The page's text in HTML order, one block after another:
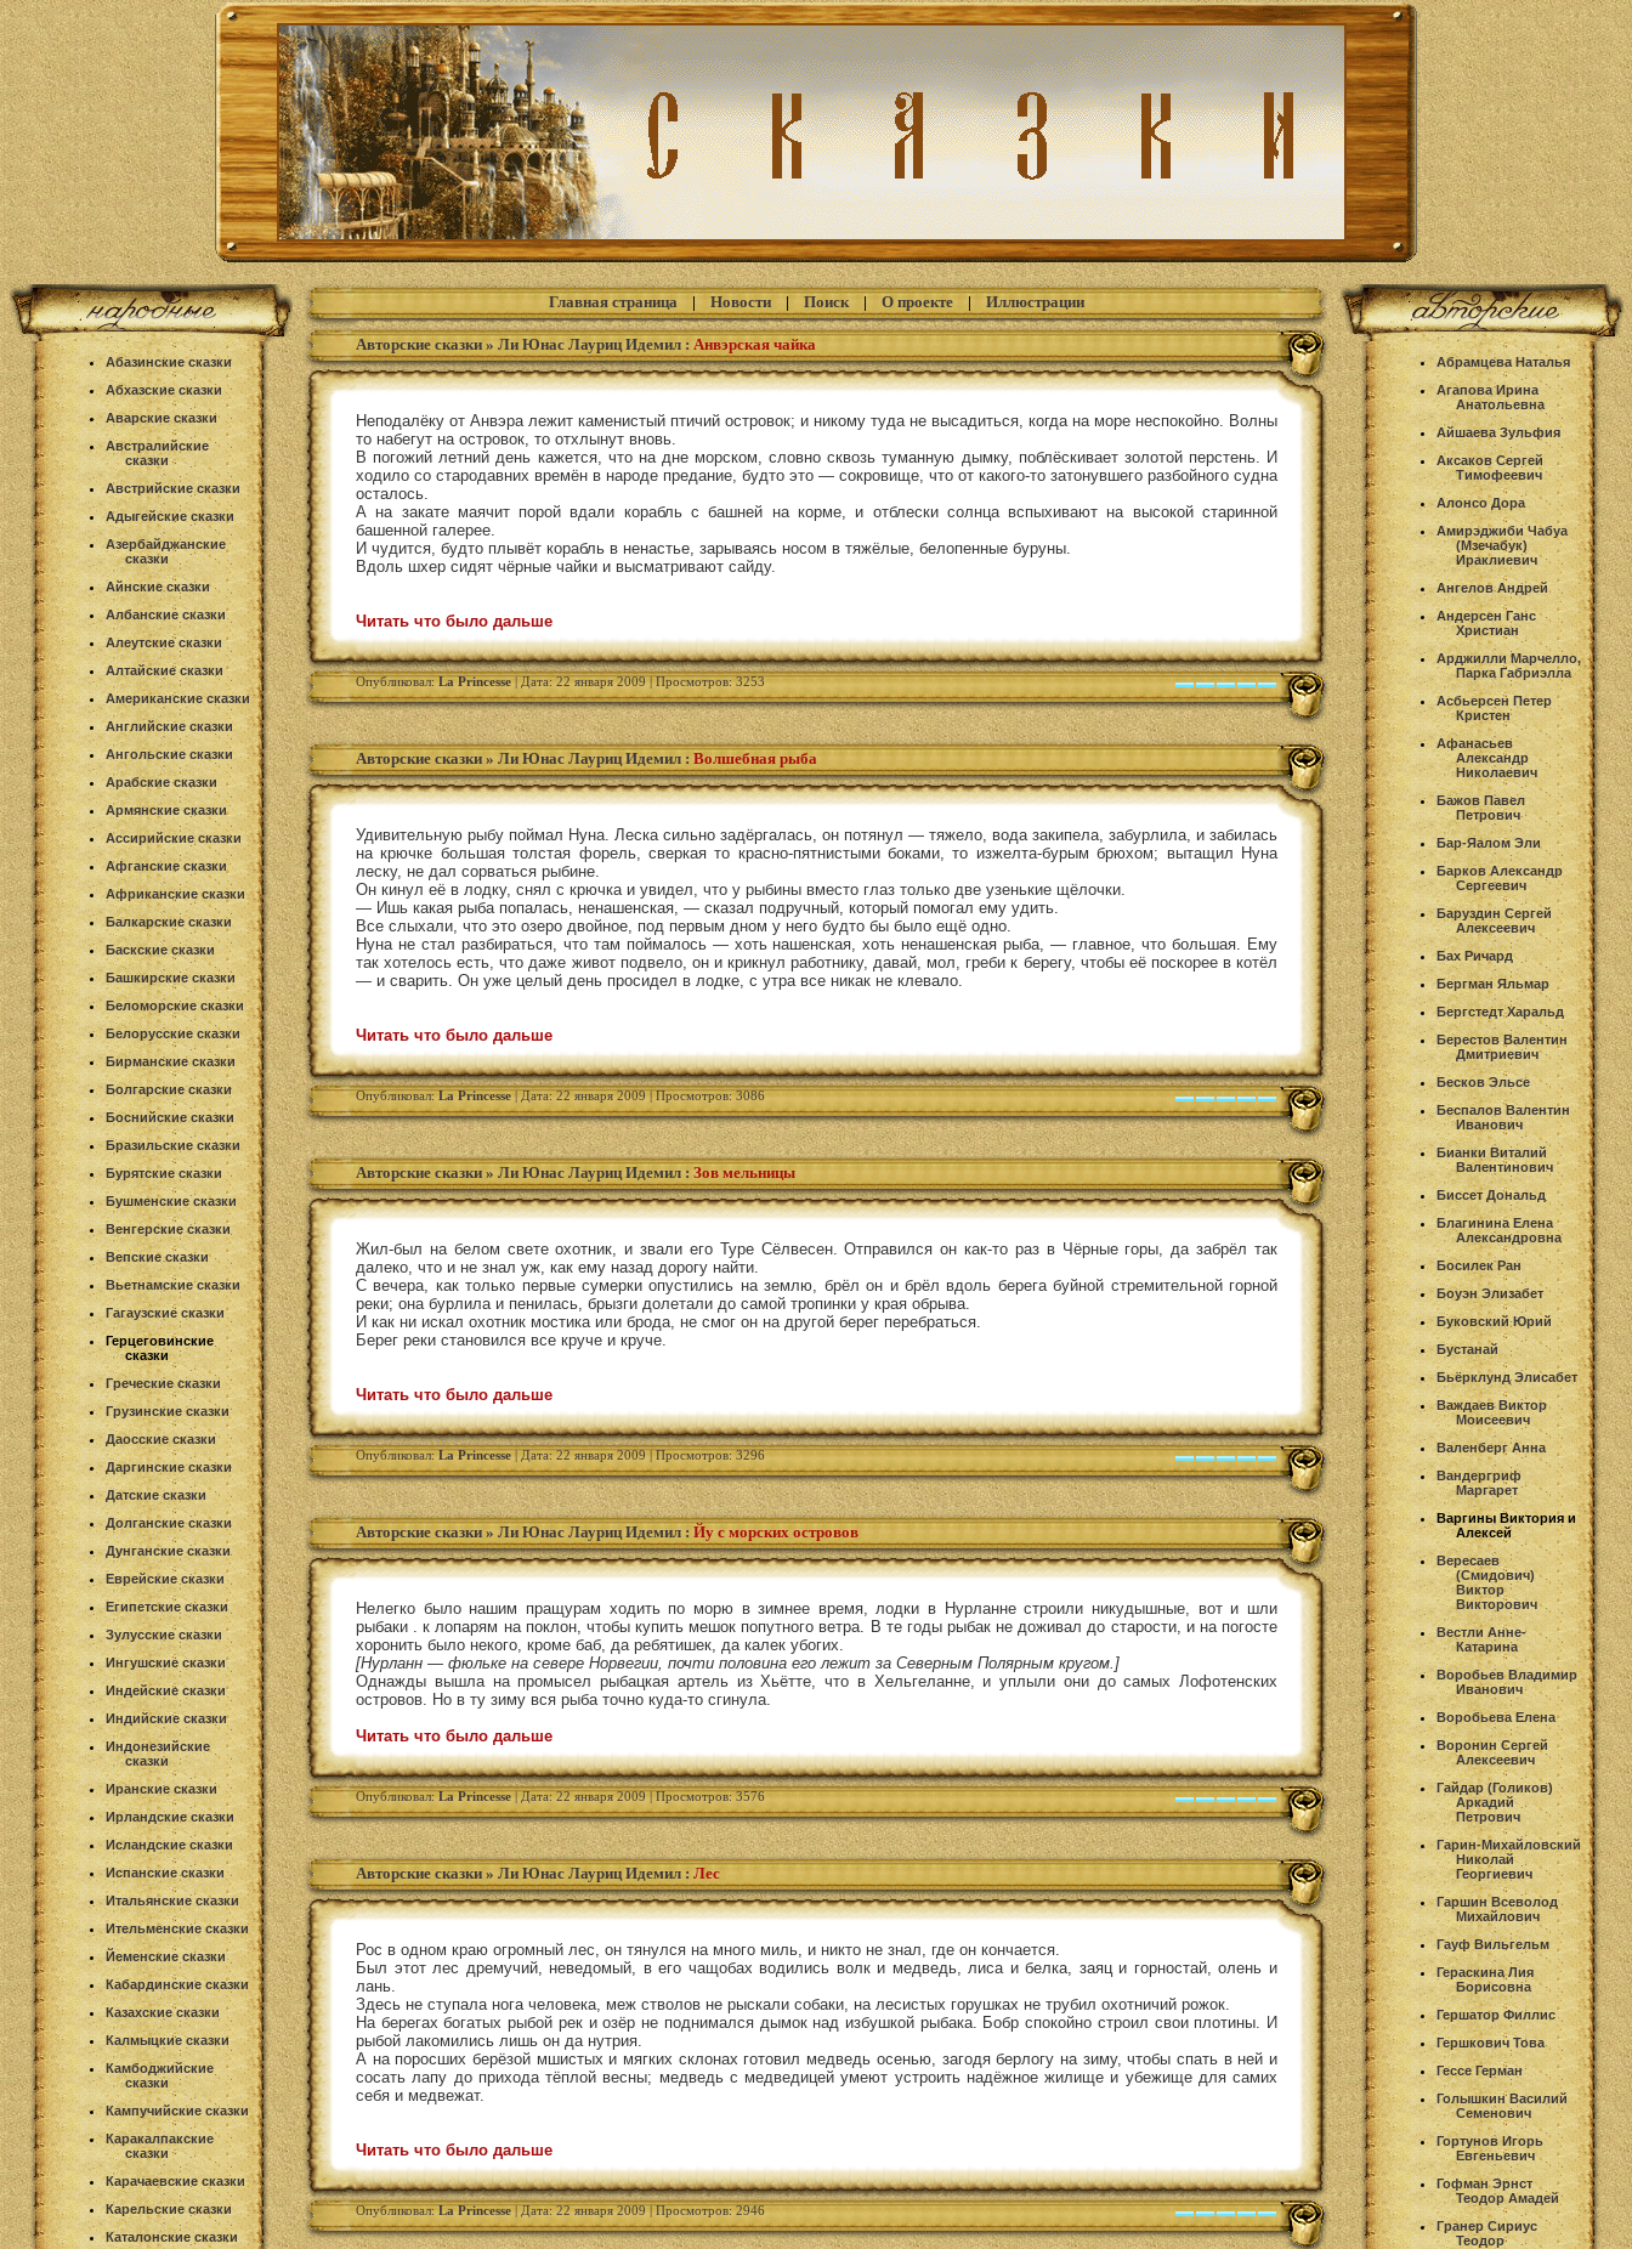
Абазинские сказки
Абхазские сказки
Аварские сказки
Австралийские
сказки
Австрийские сказки
Адыгейские сказки
Азербайджанские
сказки
Айнские сказки
Албанские сказки
Алеутские сказки
Алтайские сказки
Американские сказки
Английские сказки
Ангольские сказки
Арабские сказки
Армянские сказки
Ассирийские сказки
Афганские сказки
Африканские сказки
Балкарские сказки
Баскские сказки
Башкирские сказки
Беломорские сказки
Белорусские сказки
Бирманские сказки
Болгарские сказки
Боснийские сказки
Бразильские сказки
Бурятские сказки
Бушменские сказки
Венгерские сказки
Вепские сказки
Вьетнамские сказки
Гагаузские сказки
Герцеговинские
сказки
Греческие сказки
Грузинские сказки
Даосские сказки
Даргинские сказки
Датские сказки
Долганские сказки
Дунганские сказки
Еврейские сказки
Египетские сказки
Зулусские сказки
Ингушские сказки
Индейские сказки
Индийские сказки
Индонезийские
сказки
Иранские сказки
Ирландские сказки
Исландские сказки
Испанские сказки
Итальянские сказки
Ительменские сказки
Йеменские сказки
Кабардинские сказки
Казахские сказки
Калмыцкие сказки
Камбоджийские
сказки
Кампучийские сказки
Каракалпакские
сказки
Карачаевские сказки
Карельские сказки
Каталонские сказки
Главная страница| Новости| Поиск| О проекте| Иллюстрации
Авторские сказки » Ли Юнас Лауриц Идемил : Анвэрская чайка
Неподалёку от Анвэра лежит каменистый птичий островок; и никому туда не высадиться, когда на море неспокойно. Волны
то набегут на островок, то отхлынут вновь.
В погожий летний день кажется, что на дне морском, словно сквозь туманную дымку, поблёскивает золотой перстень. И
ходило со стародавних времён в народе предание, будто это — сокровище, что от какого-то затонувшего разбойного судна
осталось.
А на закате маячит порой вдали корабль с башней на корме, и отблески солнца вспыхивают на высокой старинной
башенной галерее.
И чудится, будто плывёт корабль в ненастье, зарываясь носом в тяжёлые, белопенные буруны.
Вдоль шхер сидят чёрные чайки и высматривают сайду.
Читать что было дальше
Опубликовал:La Princesse| Дата: 22 января 2009 | Просмотров: 3253
Авторские сказки » Ли Юнас Лауриц Идемил : Волшебная рыба
Удивительную рыбу поймал Нуна. Леска сильно задёргалась, он потянул — тяжело, вода закипела, забурлила, и забилась
на крючке большая толстая форель, сверкая то красно-пятнистыми боками, то изжелта-бурым брюхом; вытащил Нуна
леску, не дал сорваться рыбине.
Он кинул её в лодку, снял с крючка и увидел, что у рыбины вместо глаз только две узенькие щёлочки.
— Ишь какая рыба попалась, ненашенская, — сказал подручный, который помогал ему удить.
Все слыхали, что это озеро двойное, под первым дном у него будто бы было ещё одно.
Нуна не стал разбираться, что там поймалось — хоть нашенская, хоть ненашенская рыба, — главное, что большая. Ему
так хотелось есть, что даже живот подвело, он и крикнул работнику, давай, мол, греби к берегу, чтобы её поскорее в котёл
— и сварить. Он уже целый день просидел в лодке, с утра все никак не клевало.
Читать что было дальше
Опубликовал:La Princesse| Дата: 22 января 2009 | Просмотров: 3086
Авторские сказки » Ли Юнас Лауриц Идемил : Зов мельницы
Жил-был на белом свете охотник, и звали его Туре Сёлвесен. Отправился он как-то раз в Чёрные горы, да забрёл так
далеко, что и не знал уж, как ему назад дорогу найти.
С вечера, как только первые сумерки опустились на землю, брёл он и брёл вдоль берега буйной стремительной горной
реки; она бурлила и пенилась, брызги долетали до самой тропинки у края обрыва.
И как ни искал охотник мостика или брода, не смог он на другой берег перебраться.
Берег реки становился все круче и круче.
Читать что было дальше
Опубликовал:La Princesse| Дата: 22 января 2009 | Просмотров: 3296
Авторские сказки » Ли Юнас Лауриц Идемил : Йу с морских островов
Нелегко было нашим пращурам ходить по морю в зимнее время, лодки в Нурланне строили никудышные, вот и шли
рыбаки . к лопарям на поклон, чтобы купить мешок попутного ветра. В те годы рыбак не доживал до старости, и на погосте
хоронить было некого, кроме баб, да ребятишек, да калек убогих.
[Нурланн — фюльке на севере Норвегии, почти половина его лежит за Северным Полярным кругом.]
Однажды вышла на промысел рыбацкая артель из Хьётте, что в Хельгеланне, и уплыли они до самых Лофотенских
островов. Но в ту зиму вся рыба точно куда-то сгинула.
Читать что было дальше
Опубликовал:La Princesse| Дата: 22 января 2009 | Просмотров: 3576
Авторские сказки » Ли Юнас Лауриц Идемил : Лес
Рос в одном краю огромный лес, он тянулся на много миль, и никто не знал, где он кончается.
Был этот лес дремучий, неведомый, в его чащобах водились волк и медведь, лиса и белка, заяц и горностай, олень и
лань.
Здесь не ступала нога человека, меж стволов не рыскали собаки, на лесистых горушках не трубил охотничий рожок.
На берегах богатых рыбой рек и озёр не поднимался дымок над избушкой рыбака. Бобр спокойно строил свои плотины. И
рыбой лакомились лишь он да нутрия.
А на поросших берёзой мшистых и мягких склонах готовил медведь осенью, загодя берлогу на зиму, чтобы спать в ней и
сосать лапу до прихода тёплой весны; медведь с медведицей умеют устроить надёжное жилище и убежище для самих
себя и медвежат.
Читать что было дальше
Опубликовал:La Princesse| Дата: 22 января 2009 | Просмотров: 2946
Абрамцева Наталья
Агапова Ирина
Анатольевна
Айшаева Зульфия
Аксаков Сергей
Тимофеевич
Алонсо Дора
Амирэджиби Чабуа
(Мзечабук)
Ираклиевич
Ангелов Андрей
Андерсен Ганс
Христиан
Арджилли Марчелло,
Парка Габриэлла
Асбьерсен Петер
Кристен
Афанасьев
Александр
Николаевич
Бажов Павел
Петрович
Бар-Яалом Эли
Барков Александр
Сергеевич
Баруздин Сергей
Алексеевич
Бах Ричард
Бергман Яльмар
Бергстедт Харальд
Берестов Валентин
Дмитриевич
Бесков Эльсе
Беспалов Валентин
Иванович
Бианки Виталий
Валентинович
Биссет Дональд
Благинина Елена
Александровна
Босилек Ран
Боуэн Элизабет
Буковский Юрий
Бустанай
Бьёрклунд Элисабет
Важдаев Виктор
Моисеевич
Валенберг Анна
Вандергриф
Маргарет
Варгины Виктория и
Алексей
Вересаев
(Смидович)
Виктор
Викторович
Вестли Анне-
Катарина
Воробьев Владимир
Иванович
Воробьева Елена
Воронин Сергей
Алексеевич
Гайдар (Голиков)
Аркадий
Петрович
Гарин-Михайловский
Николай
Георгиевич
Гаршин Всеволод
Михайлович
Гауф Вильгельм
Гераскина Лия
Борисовна
Гершатор Филлис
Гершкович Това
Гессе Герман
Голышкин Василий
Семенович
Гортунов Игорь
Евгеньевич
Гофман Эрнст
Теодор Амадей
Гранер Сириус
Теодор